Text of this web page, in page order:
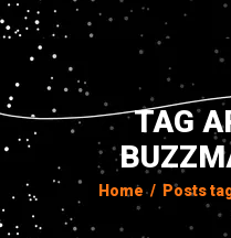
TAG
Home / Posts